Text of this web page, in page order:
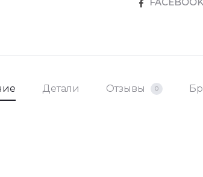
FACEBOOK
Детали Отзывы 0